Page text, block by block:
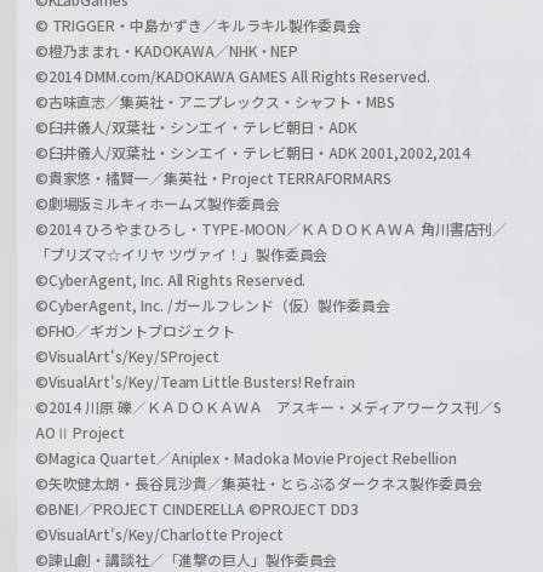
© TRIGGER・中島かずき／キルラキル製作委員会
©橙乃ままれ・KADOKAWA／NHK・NEP
©2014 DMM.com/KADOKAWA GAMES All Rights Reserved.
©古味直志／集英社・アニプレックス・シャフト・MBS
©臼井儀人/双葉社・シンエイ・テレビ朝日・ADK
©臼井儀人/双葉社・シンエイ・テレビ朝日・ADK 2001,2002,2014
©貴家悠・橘賢一／集英社・Project TERRAFORMARS
©劇場版ミルキィホームズ製作委員会
©2014 ひろやまひろし・TYPE-MOON／ＫＡＤＯＫＡＷＡ 角川書店刊／
「プリズマ☆イリヤ ツヴァイ！」製作委員会
©CyberAgent, Inc. All Rights Reserved.
©CyberAgent, Inc. /ガールフレンド（仮）製作委員会
©FHO／ギガントプロジェクト
©VisualArt's/Key/SProject
©VisualArt's/Key/Team Little Busters! Refrain
©2014 川原 礫／ＫＡＤＯＫＡＷＡ アスキー・メディアワークス刊／S
AOⅡ Project
©Magica Quartet／Aniplex・Madoka Movie Project Rebellion
©矢吹健太朗・長谷見沙貴／集英社・とらぶるダークネス製作委員会
©BNEI／PROJECT CINDERELLA ©PROJECT DD3
©VisualArt's/Key/Charlotte Project
©諫山創・講談社／「進撃の巨人」製作委員会